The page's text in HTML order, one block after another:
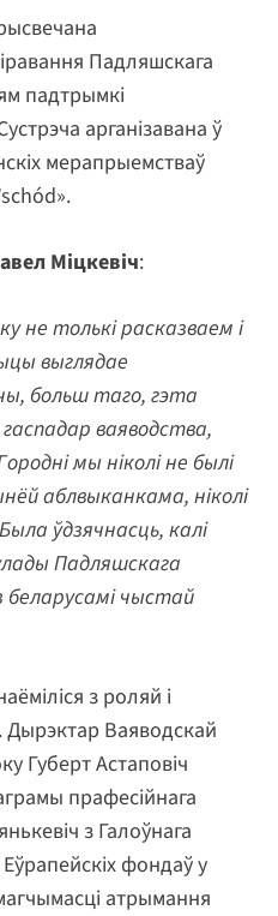
Падляшскага
падтрымкі
арганізавана ў
мерапрыемстваў
Міцкевіч:
не толькі расказваем і
выглядае
больш таго, гэта
ваяводства,
мы ніколі не былі
аблвыканкама, ніколі
ўдзячнасць, калі
Падляшскага
беларусамі чыстай
з роляй і
Дырэктар Ваяводскай
Губерт Астаповіч
прафесійнага
з Галоўнага
фондаў у
атрымання